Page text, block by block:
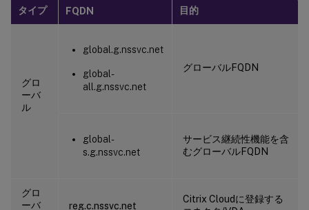
タイプ FQDN 目的
グロ
ーバ
ル
global.g.nssvc.net
global-
all.g.nssvc.net
グローバルFQDN
global-
s.g.nssvc.net
サービス継続性機能を含
むグローバルFQDN
グロ
ーバ
reg.c.nssvc.net
Citrix Cloudに登録する